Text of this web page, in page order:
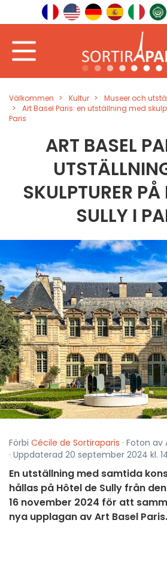
Välkommen Kultur
Museer och
Art Basel Paris: en utställning med
Paris
ART BASEL
SKULPTURER PÅ
SULLY I
Förbi Cécile de Sortiraparis · Foton
· Uppdaterad 20 september 2024 kl.
En utställning med samtida
hållas på Hôtel de Sully från
16 november 2024 för att
nya upplagan av Art Basel Paris.